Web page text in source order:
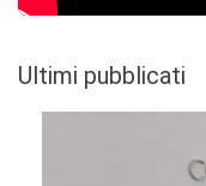
Ultimi pubblicati